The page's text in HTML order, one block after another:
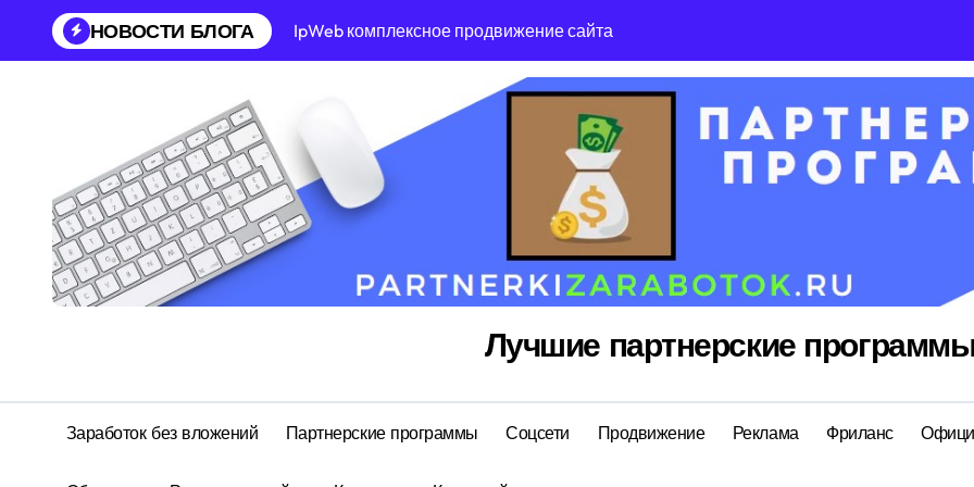
Перейти
содержанию
НОВОСТИ БЛОГА IpWeb комплексное продвижение сайта Reg Ru топ
Лучшие партнерские
Заработок без вложений Партнерские программы Соцсети Продвижение Реклама Фриланс